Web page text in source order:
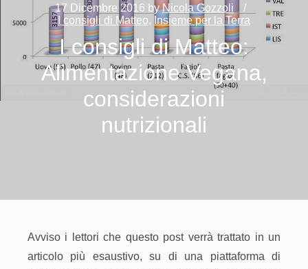
17 Dicembre 2016 byNicola Gozzoli
I consigli di Matteo, Insieme per la Terra
I consigli di Matteo:
Alimentazione Vegana,
considerazioni
nutrizionali
Avviso i lettori che questo post verrà trattato in un
articolo più esaustivo, su di una piattaforma di